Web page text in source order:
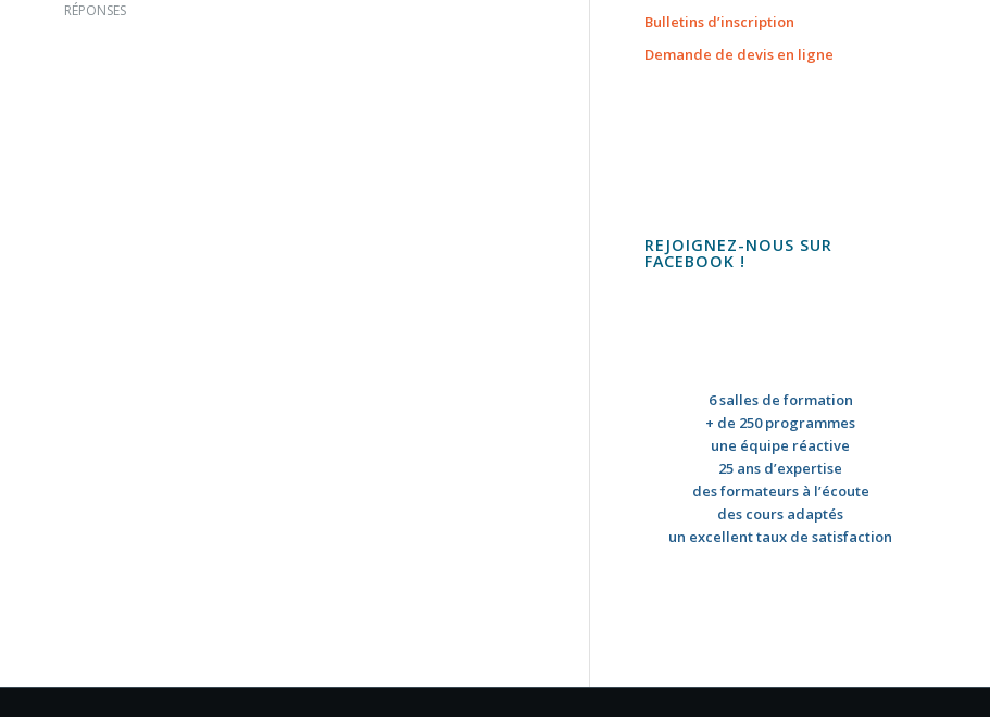
RÉPONSES
Bulletins d’inscription
Demande de devis en ligne
REJOIGNEZ-NOUS SUR
FACEBOOK !
6 salles de formation
+ de 250 programmes
une équipe réactive
25 ans d’expertise
des formateurs à l’écoute
des cours adaptés
un excellent taux de satisfaction